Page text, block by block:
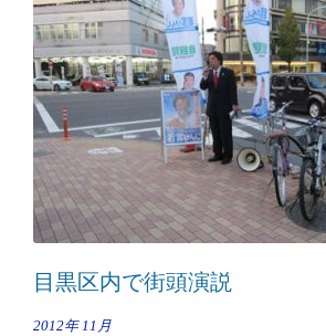
目黒区内で街頭演説
2012年 11月